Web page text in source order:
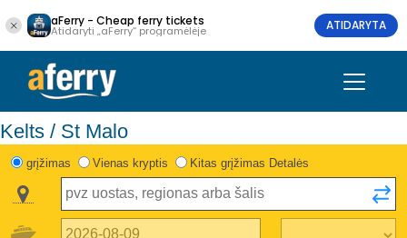
aFerry - Cheap ferry tickets
Atidaryti „aFerry“ programėlėje ATIDARYTA
Kelts / St Malo
grįžimas Vienas kryptis Kitas grįžimas Detalės